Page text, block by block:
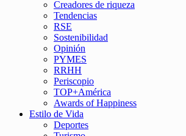
Creadores de riqueza
Tendencias
RSE
Sostenibilidad
Opinión
PYMES
RRHH
Periscopio
TOP+América
Awards of Happiness
Estilo de Vida
Deportes